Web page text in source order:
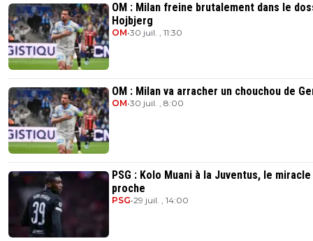
OM : Milan freine brutalement dans le
Hojbjerg
OM•30 juil. , 11:30
OM : Milan va arracher un chouchou de
OM•30 juil. , 8:00
PSG : Kolo Muani à la Juventus, le
proche
PSG•29 juil. , 14:00